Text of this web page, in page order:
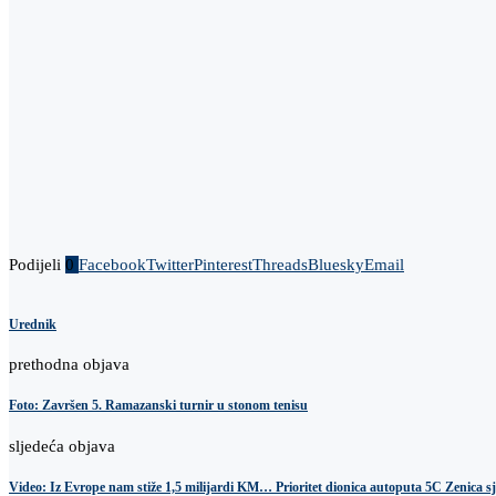
Podijeli 0 FacebookTwitterPinterestThreadsBlueskyEmail
Urednik
prethodna objava
Foto: Završen 5. Ramazanski turnir u stonom tenisu
sljedeća objava
Video: Iz Evrope nam stiže 1,5 milijardi KM… Prioritet dionica autoputa 5C Zenica